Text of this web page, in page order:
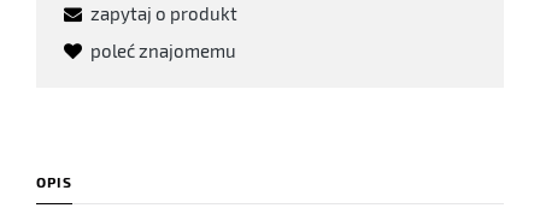
zapytaj o produkt
poleć znajomemu
OPIS